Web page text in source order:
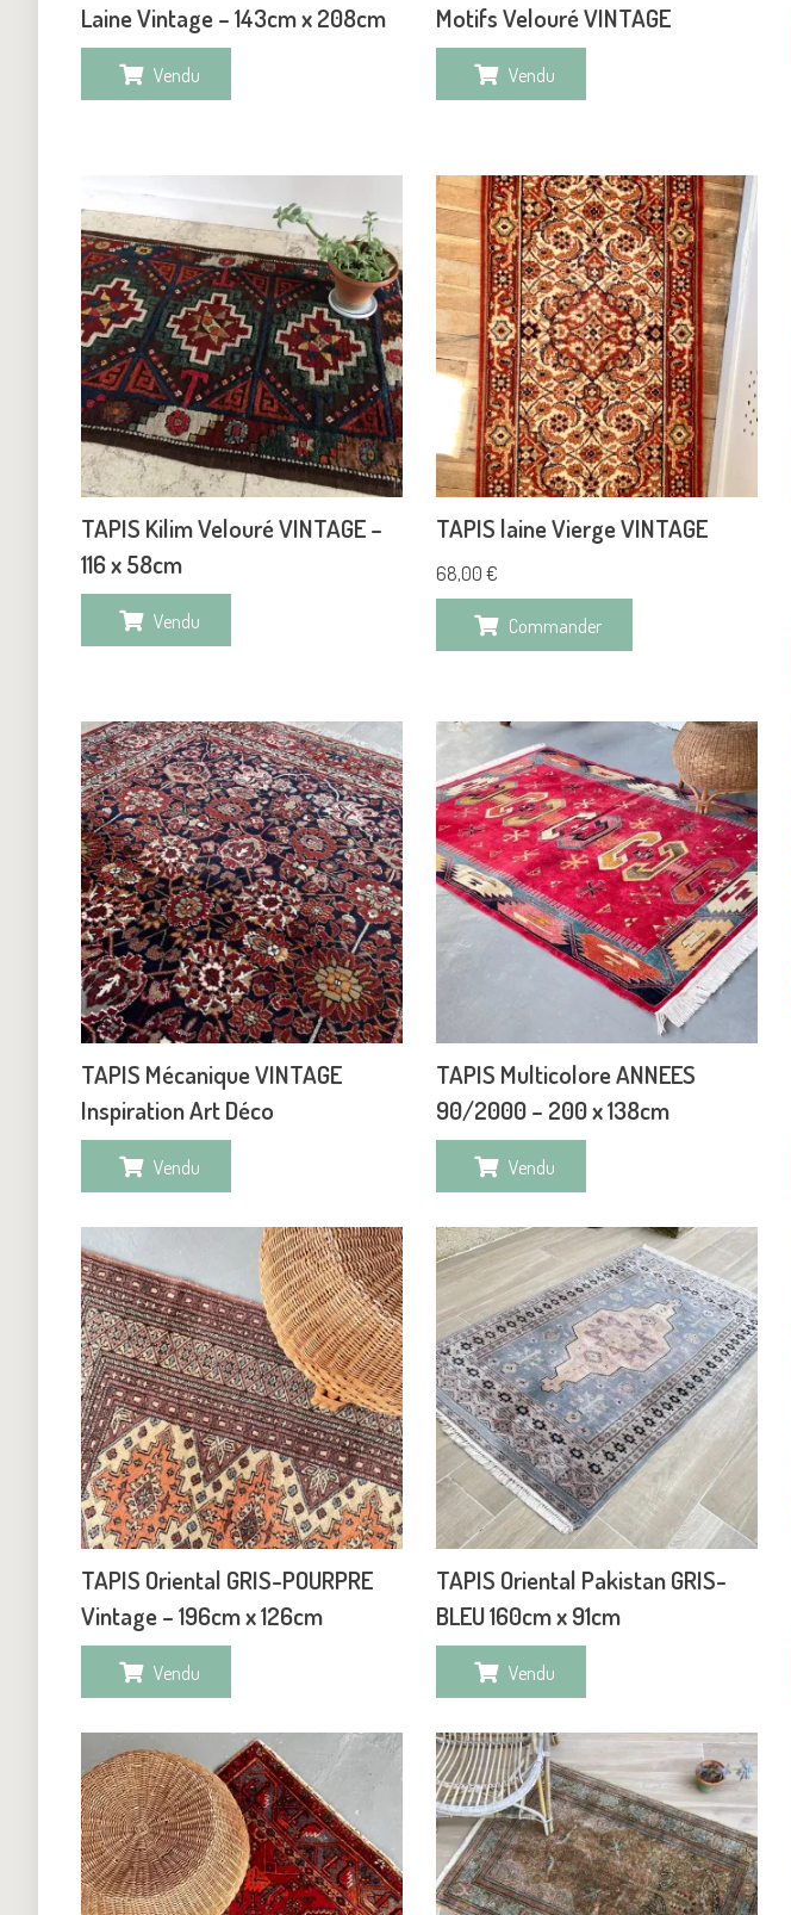
Laine Vintage – 143cm x 208cm
Vendu
Motifs Velouré VINTAGE
Vendu
TAPIS Kilim Velouré VINTAGE –
116 x 58cm
Vendu
TAPIS laine Vierge VINTAGE
68,00€
Commander
TAPIS Mécanique VINTAGE
Inspiration Art Déco
Vendu
TAPIS Multicolore ANNEES
90/2000 – 200 x 138cm
Vendu
TAPIS Oriental GRIS-POURPRE
Vintage – 196cm x 126cm
Vendu
TAPIS Oriental Pakistan GRIS-
BLEU 160cm x 91cm
Vendu